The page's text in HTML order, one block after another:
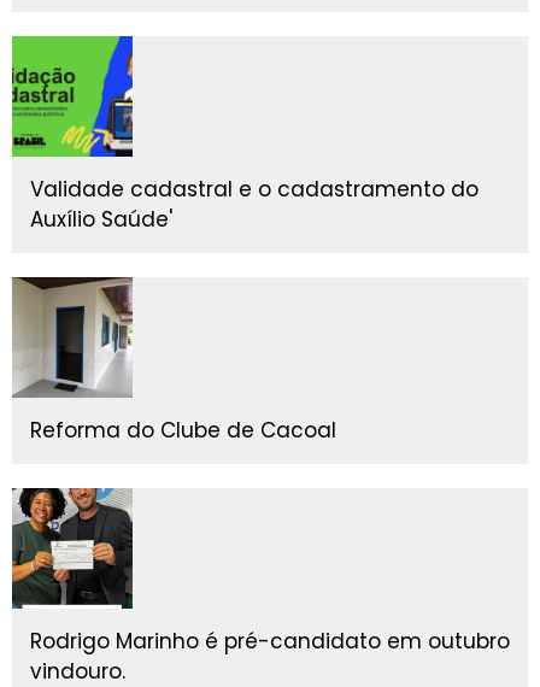
Validade cadastral e o cadastramento do
Auxílio Saúde'
Reforma do Clube de Cacoal
Rodrigo Marinho é pré-candidato em outubro
vindouro.